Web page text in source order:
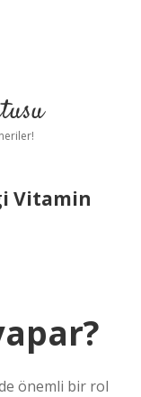
Vitamin
önemli bir rol